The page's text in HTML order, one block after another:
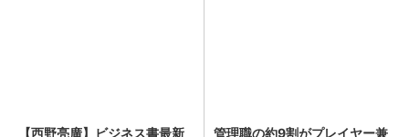
【西野亮廣】ビジネス書最新 管理職の約9割がプレイヤー兼